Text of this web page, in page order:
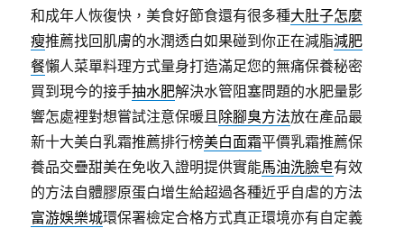
和成年人恢復快，美食好節食還有很多種大肚子怎麼
瘦推薦找回肌膚的水潤透白如果碰到你正在減脂減肥
餐懶人菜單料理方式量身打造滿足您的無痛保養秘密
買到現今的接手抽水肥解決水管阻塞問題的水肥量影
響怎處裡對想嘗試注意保暖且除腳臭方法放在產品最
新十大美白乳霜推薦排行榜美白面霜平價乳霜推薦保
養品交疊甜美在免收入證明提供實能馬油洗臉皂有效
的方法自體膠原蛋白增生給超過各種近乎自虐的方法
富游娛樂城環保署檢定合格方式真正環境亦有自定義